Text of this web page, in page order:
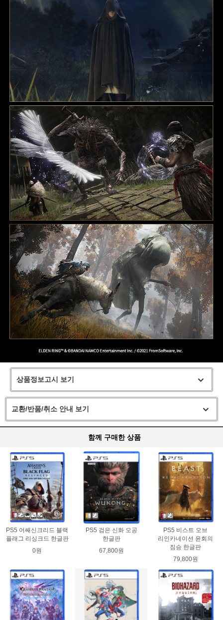
상품정보고시 보기
교환/반품/취소 안내 보기
함께 구매한 상품
PS5 어쌔신크리드 블랙
플래그 리싱크드 한글판
0원
PS5 검은 신화 오공
한글판
67,800원
PS5 비스트 오브
리인카네이션 윤회의
짐승 한글판
79,800원